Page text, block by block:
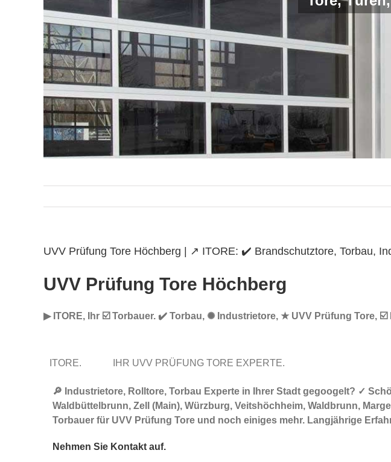
UVV Prüfung Tore Höchberg | ↗️ ITORE: ✔️ Brandschutztore, Torbau,
UVV Prüfung Tore Höchberg
▶︎ ITORE, Ihr ☑️ Torbauer. ✔️ Torbau, ✺ Industrietore, ★ UVV Prüfung Tore,
ITORE. IHR UVV PRÜFUNG TORE EXPERTE.
🔎 Industrietore, Rolltore, Torbau Experte in Ihrer Stadt gegoogelt? ✓
Waldbüttelbrunn, Zell (Main), Würzburg, Veitshöchheim, Waldbrunn,
Torbauer für UVV Prüfung Tore und noch einiges mehr. Langjährige
Nehmen Sie Kontakt auf.